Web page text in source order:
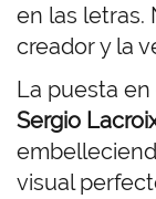
en las letras.
creador y la
La puesta
Sergio
visual